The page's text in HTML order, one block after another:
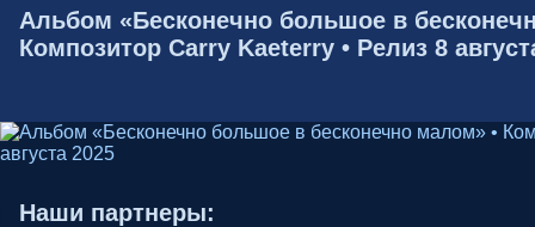
Альбом «Бесконечно большое в
Композитор Carry Kaeterry • Релиз 8
Наши партнеры: